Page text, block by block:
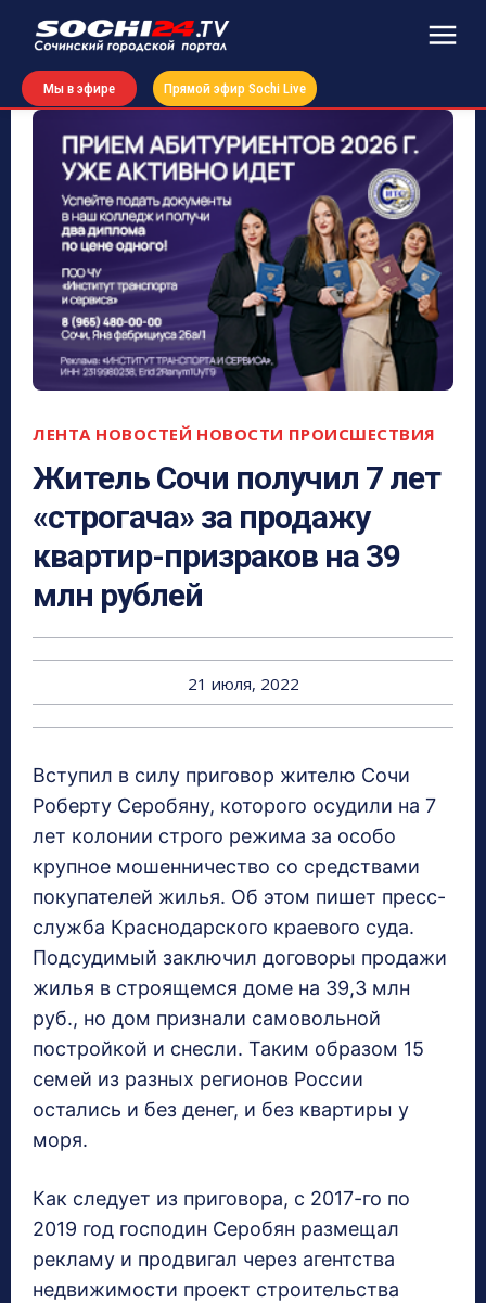
Мы в эфире Прямой эфир Sochi Live
ЛЕНТА НОВОСТЕЙ НОВОСТИ ПРОИСШЕСТВИЯ
Житель Сочи получил 7 лет
«строгача» за продажу
квартир-призраков на 39
млн рублей
21 июля, 2022
Вступил в силу приговор жителю Сочи
Роберту Серобяну, которого осудили на 7
лет колонии строго режима за особо
крупное мошенничество со средствами
покупателей жилья. Об этом пишет пресс-
служба Краснодарского краевого суда.
Подсудимый заключил договоры продажи
жилья в строящемся доме на 39,3 млн
руб., но дом признали самовольной
постройкой и снесли. Таким образом 15
семей из разных регионов России
остались и без денег, и без квартиры у
моря.
Как следует из приговора, с 2017-го по
2019 год господин Серобян размещал
рекламу и продвигал через агентства
недвижимости проект строительства